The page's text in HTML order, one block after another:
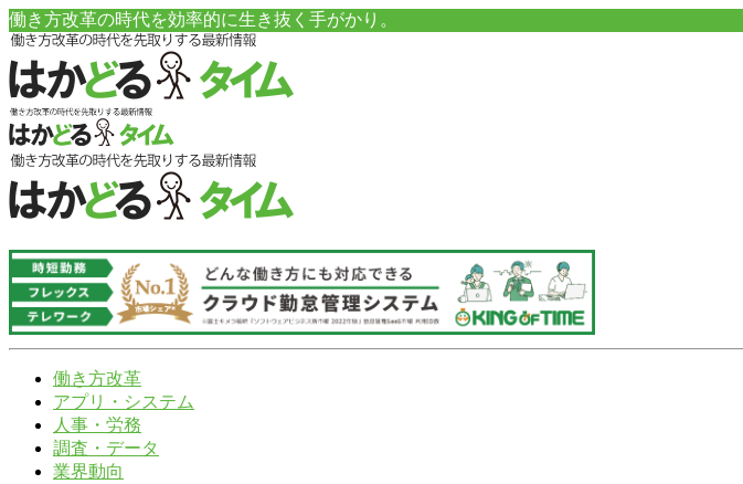
働き方改革の時代を効率的に生き抜く手がかり。
働き方改革
アプリ・システム
人事・労務
調査・データ
業界動向